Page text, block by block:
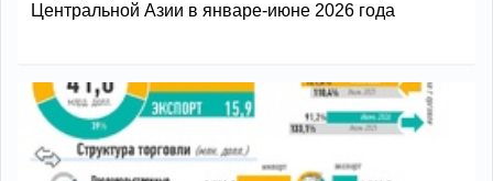
Центральной Азии в январе-июне 2026 года